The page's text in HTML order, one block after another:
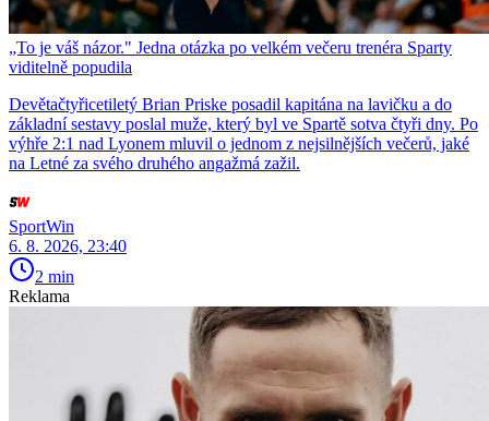
„To je váš názor." Jedna otázka po velkém večeru trenéra Sparty
viditelně popudila
Devětačtyřicetiletý Brian Priske posadil kapitána na lavičku a do
základní sestavy poslal muže, který byl ve Spartě sotva čtyři dny. Po
výhře 2:1 nad Lyonem mluvil o jednom z nejsilnějších večerů, jaké
na Letné za svého druhého angažmá zažil.
SportWin
6. 8. 2026, 23:40
2 min
Reklama